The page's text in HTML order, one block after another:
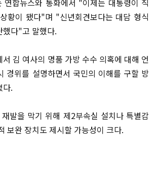
황이 됐다"며 "신년회견보다는 대담 형식
했다"고 말했다.
김 여사의 명품 가방 수수 의혹에 대해 언
경위를 설명하면서 국민의 이해를 구할 방
다.
발을 막기 위해 제2부속실 설치나 특별감
보완 장치도 제시할 가능성이 크다.